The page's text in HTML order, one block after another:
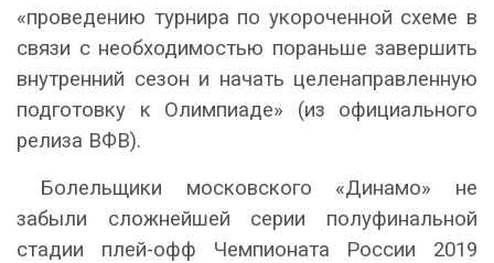
«проведению турнира по укороченной схеме в
связи с необходимостью пораньше завершить
внутренний сезон и начать целенаправленную
подготовку к Олимпиаде» (из официального
релиза ВФВ).
Болельщики московского «Динамо» не
забыли сложнейшей серии полуфинальной
стадии плей-офф Чемпионата России 2019